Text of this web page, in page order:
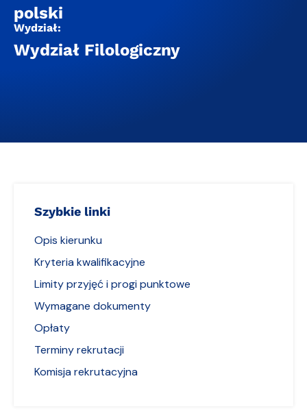
polski
Wydział:
Wydział Filologiczny
Szybkie linki
Opis kierunku
Kryteria kwalifikacyjne
Limity przyjęć i progi punktowe
Wymagane dokumenty
Opłaty
Terminy rekrutacji
Komisja rekrutacyjna